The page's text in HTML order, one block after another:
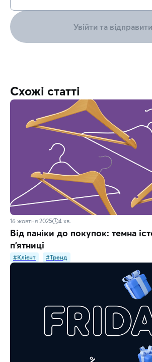
Увійти та відправити
Схожі статті
16 жовтня 2025 4 хв.
Від паніки до покупок: темна
п’ятниці
#Клієнт #Тренд